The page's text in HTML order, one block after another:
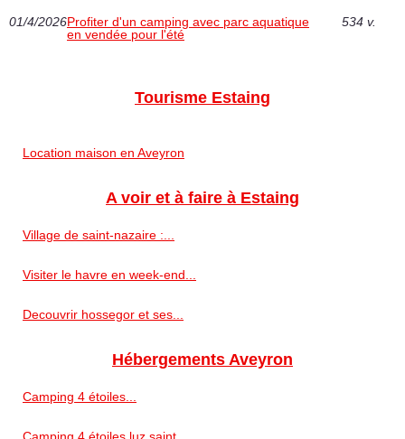
01/4/2026Profiter d'un camping avec parc aquatique
en vendée pour l'été
534 v.
Tourisme Estaing
Location maison en Aveyron
A voir et à faire à Estaing
Village de saint-nazaire :...
Visiter le havre en week-end...
Decouvrir hossegor et ses...
Hébergements Aveyron
Camping 4 étoiles...